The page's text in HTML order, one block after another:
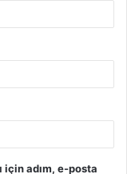
için adım, e-posta